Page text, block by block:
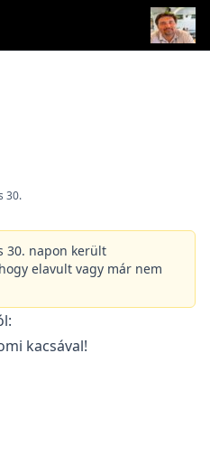
30.
30. napon került
elavult vagy már nem
kacsával!